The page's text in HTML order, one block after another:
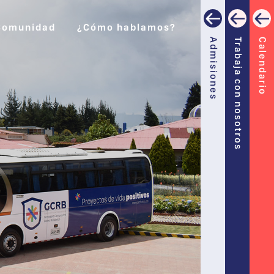
¿Cómo hablamos?
Admisiones Trabaja con nosotros Calendario